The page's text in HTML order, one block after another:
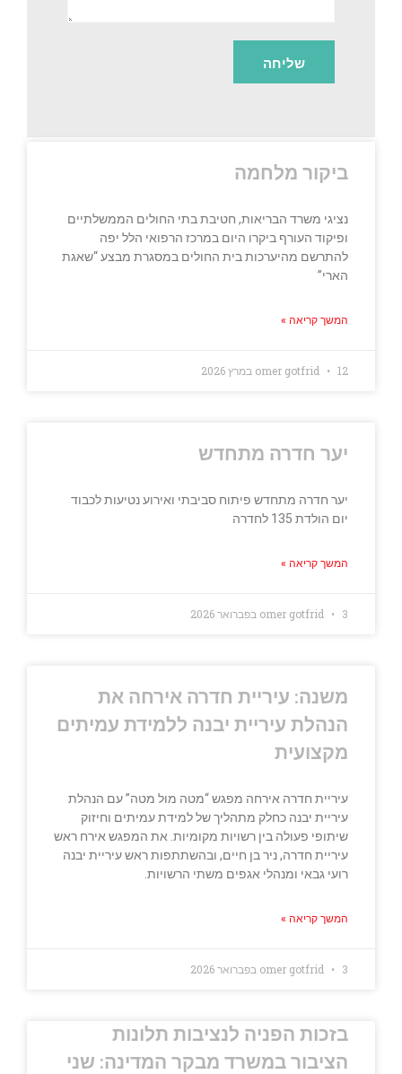
ביקור מלחמה
נציגי משרד הבריאות, חטיבת בתי החולים הממשלתיים
ופיקוד העורף ביקרו היום במרכז הרפואי הלל יפה
להתרשם מהיערכות בית החולים במסגרת מבצע “שאגת
הארי”
המשך קריאה »
omer gotfrid 12 במרץ 2026
יער חדרה מתחדש
יער חדרה מתחדש פיתוח סביבתי ואירוע נטיעות לכבוד
יום הולדת 135 לחדרה
המשך קריאה »
omer gotfrid 3 בפברואר 2026
משנה: עיריית חדרה אירחה את
הנהלת עיריית יבנה ללמידת עמיתים
מקצועית
עיריית חדרה אירחה מפגש “מטה מול מטה” עם הנהלת
עיריית יבנה כחלק מתהליך של למידת עמיתים וחיזוק
שיתופי פעולה בין רשויות מקומיות. את המפגש אירח ראש
עיריית חדרה, ניר בן חיים, ובהשתתפות ראש עיריית יבנה
רועי גבאי ומנהלי אגפים משתי הרשויות.
המשך קריאה »
omer gotfrid 3 בפברואר 2026
בזכות הפניה לנציבות תלונות
הציבור במשרד מבקר המדינה: שני